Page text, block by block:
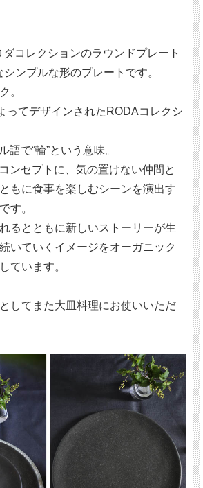
コレクションのラウンドプレート
ンプルな形のプレートです。
。
ってデザインされたRODAコレクシ
語で“輪”という意味。
ンセプトに、気の置けない仲間と
もに食事を楽しむシーンを演出す
す。
るとともに新しいストーリーが生
いていくイメージをオーガニック
ています。
してまた大皿料理にお使いいただ